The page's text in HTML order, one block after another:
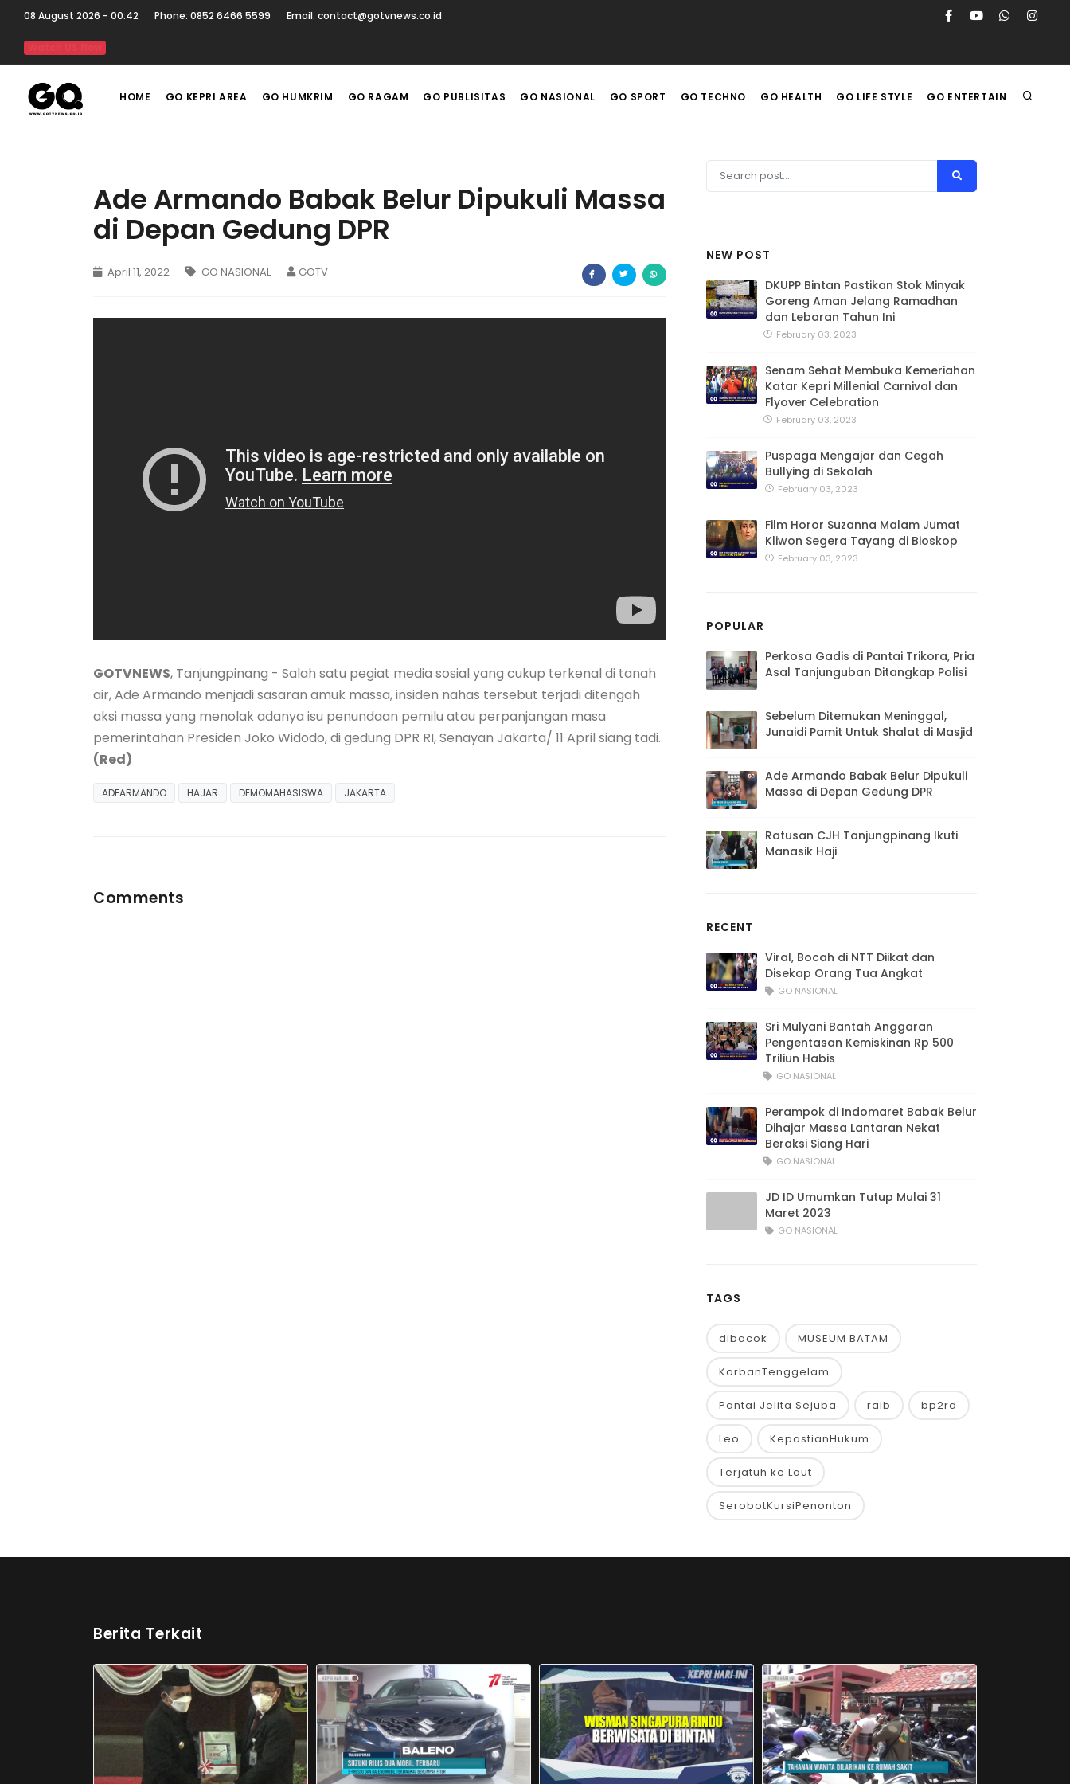
08 August 2026 - 00:42 Phone: 0852 6466 5599 Email: contact@gotvnews.co.id
HOME GO KEPRI AREA GO HUMKRIM GO RAGAM GO PUBLISITAS GO NASIONAL GO SPORT GO TECHNO GO HEALTH GO LIFE STYLE GO ENTERTAIN
Ade Armando Babak Belur Dipukuli Massa
di Depan Gedung DPR
April 11, 2022 GO NASIONAL GOTV
GOTVNEWS, Tanjungpinang - Salah satu pegiat media sosial yang cukup terkenal di tanah
air, Ade Armando menjadi sasaran amuk massa, insiden nahas tersebut terjadi ditengah
aksi massa yang menolak adanya isu penundaan pemilu atau perpanjangan masa
pemerintahan Presiden Joko Widodo, di gedung DPR RI, Senayan Jakarta/ 11 April siang tadi.
(Red)
ADEARMANDO HAJAR DEMOMAHASISWA JAKARTA
Comments
NEW POST
DKUPP Bintan Pastikan Stok Minyak
Goreng Aman Jelang Ramadhan
dan Lebaran Tahun Ini
February 03, 2023
Senam Sehat Membuka Kemeriahan
Katar Kepri Millenial Carnival dan
Flyover Celebration
February 03, 2023
Puspaga Mengajar dan Cegah
Bullying di Sekolah
February 03, 2023
Film Horor Suzanna Malam Jumat
Kliwon Segera Tayang di Bioskop
February 03, 2023
POPULAR
Perkosa Gadis di Pantai Trikora, Pria
Asal Tanjunguban Ditangkap Polisi
Sebelum Ditemukan Meninggal,
Junaidi Pamit Untuk Shalat di Masjid
Ade Armando Babak Belur Dipukuli
Massa di Depan Gedung DPR
Ratusan CJH Tanjungpinang Ikuti
Manasik Haji
RECENT
Viral, Bocah di NTT Diikat dan
Disekap Orang Tua Angkat
GO NASIONAL
Sri Mulyani Bantah Anggaran
Pengentasan Kemiskinan Rp 500
Triliun Habis
GO NASIONAL
Perampok di Indomaret Babak Belur
Dihajar Massa Lantaran Nekat
Beraksi Siang Hari
GO NASIONAL
JD ID Umumkan Tutup Mulai 31
Maret 2023
GO NASIONAL
TAGS
dibacok MUSEUM BATAM
KorbanTenggelam
Pantai Jelita Sejuba raib bp2rd
Leo KepastianHukum
Terjatuh ke Laut
SerobotKursiPenonton
Berita Terkait